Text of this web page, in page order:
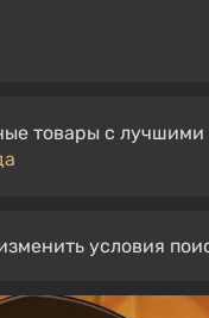
товары с
условия